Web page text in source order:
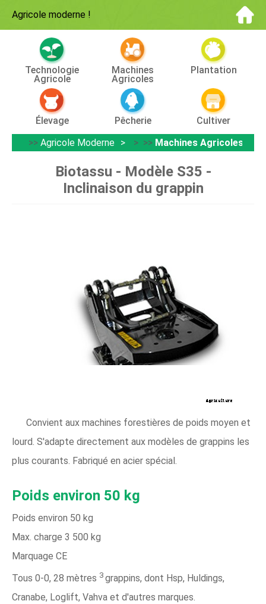
Agricole moderne !
Technologie
Agricole
Machines
Agricoles
Plantation
Élevage Pêcherie
Cultiver
>> Agricole Moderne > >> Machines Agricoles
Biotassu - Modèle S35 -
Inclinaison du grappin
Convient aux machines forestières de poids moyen et
lourd. S'adapte directement aux modèles de grappins les
plus courants. Fabriqué en acier spécial.
Poids environ 50 kg
Poids environ 50 kg
Max. charge 3 500 kg
Marquage CE
Tous 0-0, 28 mètres 3 grappins, dont Hsp, Huldings,
Cranabe, Loglift, Vahva et d'autres marques.